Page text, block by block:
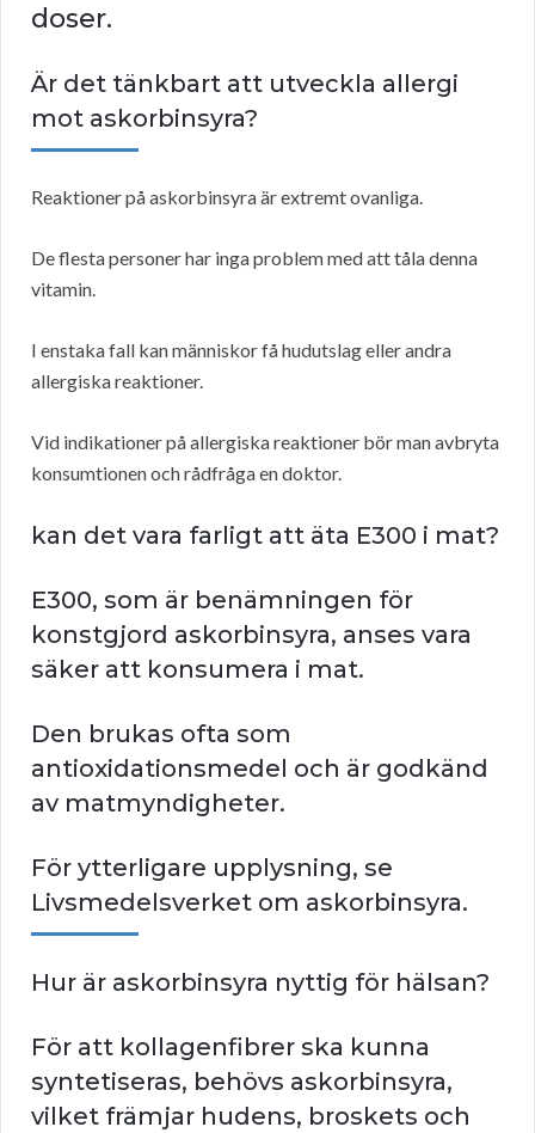
doser.
Är det tänkbart att utveckla allergi
mot askorbinsyra?
Reaktioner på askorbinsyra är extremt ovanliga.
De flesta personer har inga problem med att tåla denna
vitamin.
I enstaka fall kan människor få hudutslag eller andra
allergiska reaktioner.
Vid indikationer på allergiska reaktioner bör man avbryta
konsumtionen och rådfråga en doktor.
kan det vara farligt att äta E300 i mat?
E300, som är benämningen för
konstgjord askorbinsyra, anses vara
säker att konsumera i mat.
Den brukas ofta som
antioxidationsmedel och är godkänd
av matmyndigheter.
För ytterligare upplysning, se
Livsmedelsverket om askorbinsyra.
Hur är askorbinsyra nyttig för hälsan?
För att kollagenfibrer ska kunna
syntetiseras, behövs askorbinsyra,
vilket främjar hudens, broskets och